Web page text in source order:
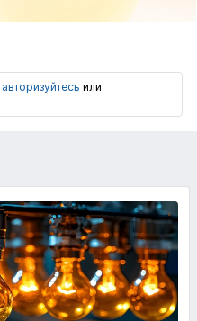
авторизуйтесь или